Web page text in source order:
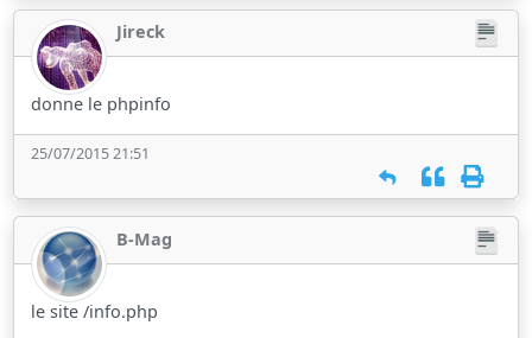
Jireck
donne le phpinfo
25/07/2015 21:51
B-Mag
le site /info.php